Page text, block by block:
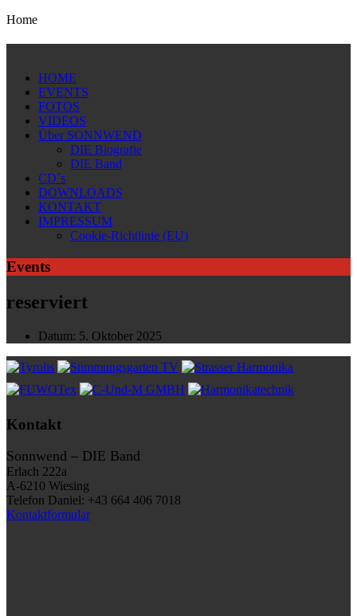
Home
HOME
EVENTS
FOTOS
VIDEOS
Über SONNWEND
DIE Biografie
DIE Band
CD´s
DOWNLOADS
KONTAKT
IMPRESSUM
Cookie-Richtlinie (EU)
Events
reserviert
Datum: 5. Oktober 2025
Kontakt
Sonnwend – DIE Band
Erlach 222a
A-6210 Wiesing
Telefon Daniel: +43 664 406 7018
Kontaktformular